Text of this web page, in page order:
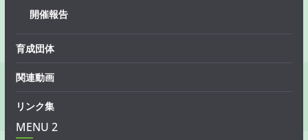
開催報告
育成団体
関連動画
リンク集
MENU 2